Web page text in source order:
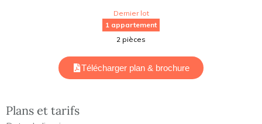
Dernier lot
1 appartement
2 pièces
Télécharger plan & brochure
Plans et tarifs